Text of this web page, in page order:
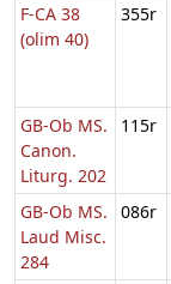
F-CA 38
(olim 40)
355r
GB-Ob MS.
Canon.
Liturg. 202
115r
GB-Ob MS.
Laud Misc.
284
086r